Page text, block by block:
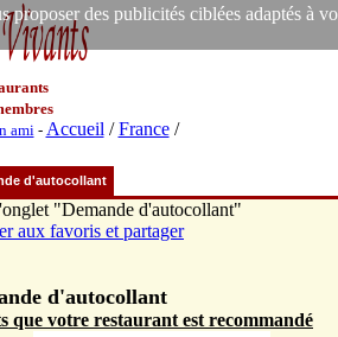
des publicités ciblées adaptés à
ami- Accueil /France/
d'autocollant
"Demande d'autocollant"
d'autocollant
que votre restaurant est recommandé